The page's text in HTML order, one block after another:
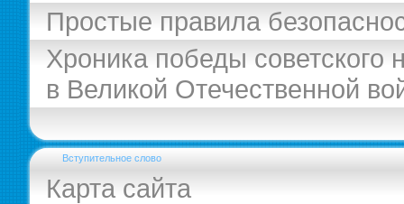
Простые правила
Хроника победы советского
в Великой Отечественной
Вступительное слово
Карта сайта